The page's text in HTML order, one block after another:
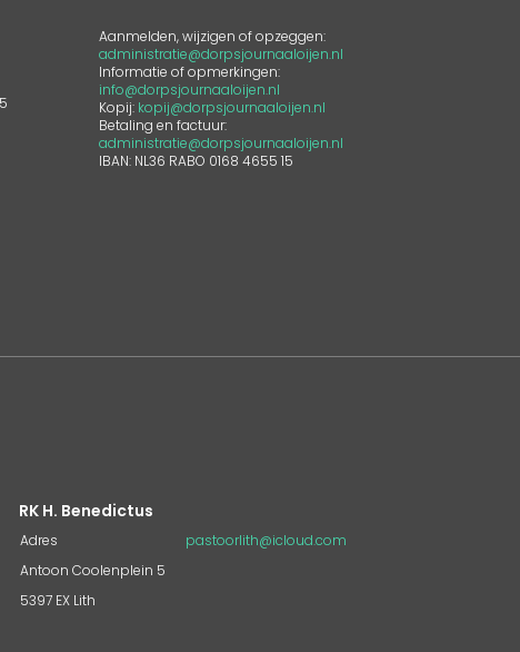
Aanmelden, wijzigen of opzeggen:
administratie@dorpsjournaaloijen.nl
Informatie of opmerkingen:
info@dorpsjournaaloijen.nl
Kopij: kopij@dorpsjournaaloijen.nl
Betaling en factuur:
administratie@dorpsjournaaloijen.nl
IBAN: NL36 RABO 0168 4655 15
RK H. Benedictus
Adres
Antoon Coolenplein 5
5397 EX Lith
pastoorlith@icloud.com